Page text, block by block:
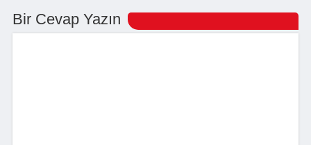
Bir Cevap Yazın